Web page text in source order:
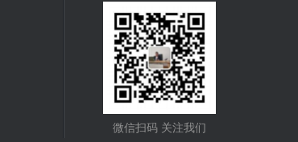
微信扫码 关注我们